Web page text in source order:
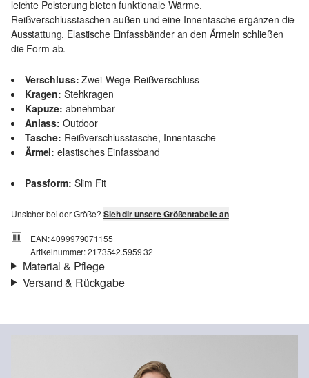
leichte Polsterung bieten funktionale Wärme.
Reißverschlusstaschen außen und eine Innentasche ergänzen die
Ausstattung. Elastische Einfassbänder an den Ärmeln schließen
die Form ab.
Verschluss: Zwei-Wege-Reißverschluss
Kragen: Stehkragen
Kapuze: abnehmbar
Anlass: Outdoor
Tasche: Reißverschlusstasche, Innentasche
Ärmel: elastisches Einfassband
Passform: Slim Fit
Unsicher bei der Größe? Sieh dir unsere Größentabelle an
EAN: 4099979071155
Artikelnummer: 2173542.5959.32
Material & Pflege
Füllung: gepolstert
Versand & Rückgabe
Standardlieferung einer Bestellung in Höhe von 3,95 € an. Fashion
einem Mindestbestellwert in Höhe von 149,00 € (bei einem